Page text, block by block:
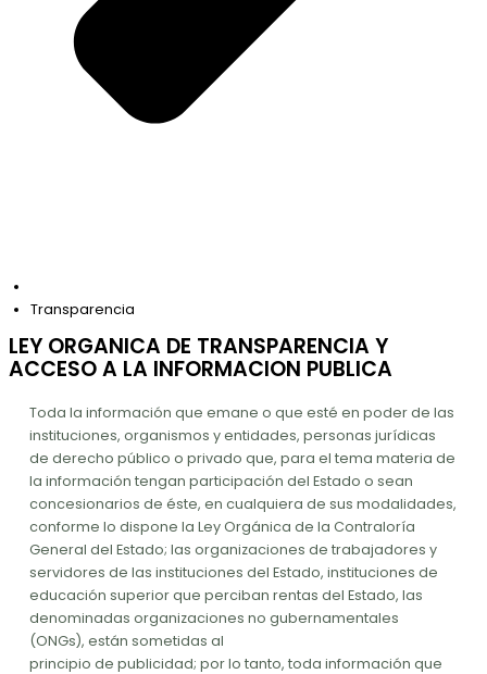
Transparencia
LEY ORGANICA DE TRANSPARENCIA Y
ACCESO A LA INFORMACION PUBLICA
Toda la información que emane o que esté en poder de las
instituciones, organismos y entidades, personas jurídicas
de derecho público o privado que, para el tema materia de
la información tengan participación del Estado o sean
concesionarios de éste, en cualquiera de sus modalidades,
conforme lo dispone la Ley Orgánica de la Contraloría
General del Estado; las organizaciones de trabajadores y
servidores de las instituciones del Estado, instituciones de
educación superior que perciban rentas del Estado, las
denominadas organizaciones no gubernamentales
(ONGs), están sometidas al
principio de publicidad; por lo tanto, toda información que